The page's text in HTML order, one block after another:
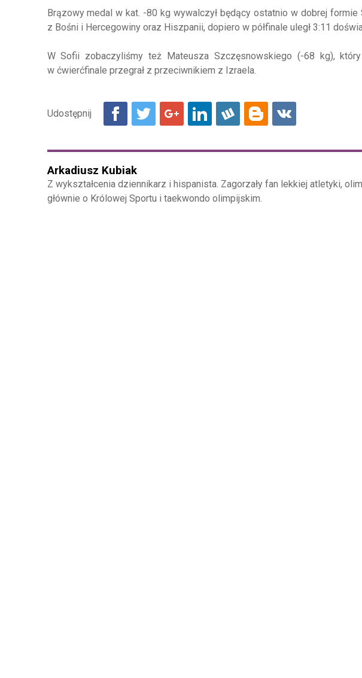
Brązowy medal w kat. -80 kg wywalczył będący ostatnio w dobrej
z Bośni i Hercegowiny oraz Hiszpanii, dopiero w półfinale uległ 3:11
W Sofii zobaczyliśmy też Mateusza Szczęsnowskiego (-68 kg),
w ćwierćfinale przegrał z przeciwnikiem z Izraela.
Arkadiusz Kubiak
Z wykształcenia dziennikarz i hispanista. Zagorzały fan lekkiej atletyki,
głównie o Królowej Sportu i taekwondo olimpijskim.